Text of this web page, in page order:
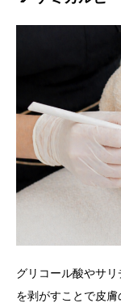
グリコール酸やサ
を剥がすことで皮膚